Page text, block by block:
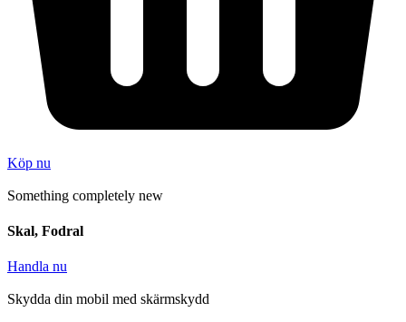
Köp nu
Something completely new
Skal, Fodral
Handla nu
Skydda din mobil med skärmskydd